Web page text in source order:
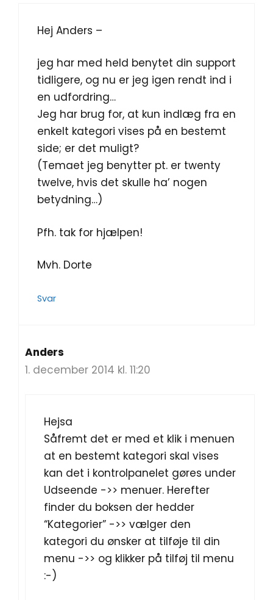
Hej Anders –
jeg har med held benytet din support
tidligere, og nu er jeg igen rendt ind i
en udfordring…
Jeg har brug for, at kun indlæg fra en
enkelt kategori vises på en bestemt
side; er det muligt?
(Temaet jeg benytter pt. er twenty
twelve, hvis det skulle ha’ nogen
betydning…)
Pfh. tak for hjælpen!
Mvh. Dorte
Svar
Anders
1. december 2014 kl. 11:20
Hejsa
Såfremt det er med et klik i menuen
at en bestemt kategori skal vises
kan det i kontrolpanelet gøres under
Udseende ->> menuer. Herefter
finder du boksen der hedder
“Kategorier” ->> vælger den
kategori du ønsker at tilføje til din
menu ->> og klikker på tilføj til menu
:-)